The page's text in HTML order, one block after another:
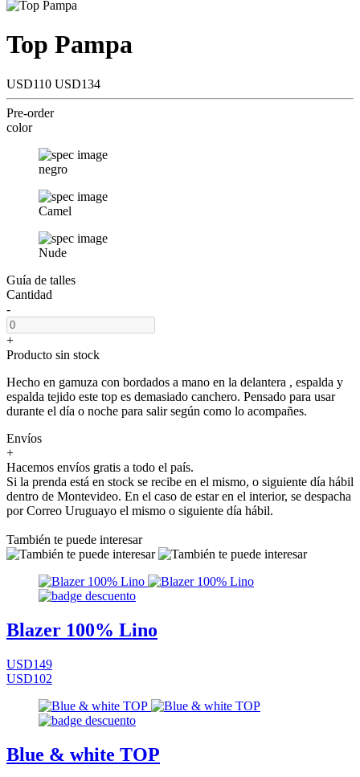
Top Pampa
USD110 USD134
Pre-order
color
negro
Camel
Nude
Guía de talles
Cantidad
-
+
Producto sin stock
Hecho en gamuza con bordados a mano en la delantera , espalda y
espalda tejido este top es demasiado canchero. Pensado para usar
durante el día o noche para salir según como lo acompañes.
Envíos
+
Hacemos envíos gratis a todo el país.
Si la prenda está en stock se recibe en el mismo, o siguiente día hábil
dentro de Montevideo. En el caso de estar en el interior, se despacha
por Correo Uruguayo el mismo o siguiente día hábil.
También te puede interesar
Blazer 100% Lino
USD149
USD102
Blue & white TOP